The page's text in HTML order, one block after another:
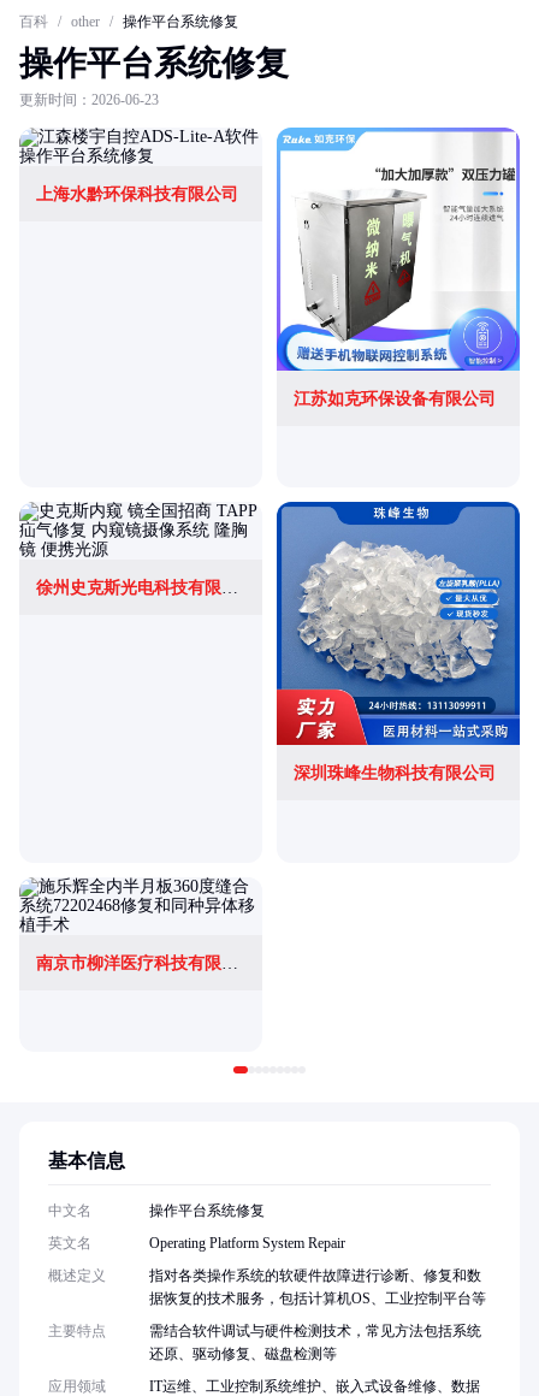
百科 / other / 操作平台系统修复
操作平台系统修复
更新时间：2026-06-23
上海水黔环保科技有限公司
江苏如克环保设备有限公司
徐州史克斯光电科技有限公司
深圳珠峰生物科技有限公司
基本信息
中文名
操作平台系统修复
英文名
Operating Platform System Repair
概述定义
指对各类操作系统的软硬件故障进行诊断、修复和数
据恢复的技术服务，包括计算机OS、工业控制平台等
主要特点
需结合软件调试与硬件检测技术，常见方法包括系统
还原、驱动修复、磁盘检测等
应用领域
IT运维、工业控制系统维护、嵌入式设备维修、数据